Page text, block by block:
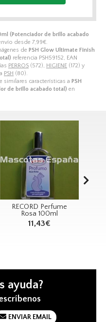
(Potenciador de brillo acabado
desde 7,99€
de PSH Glow Ultimate Finish
referencia PSH59152, EAN
PERROS (572), HIGIENE (172) y
PSH (80).
características a PSH
de brillo acabado total) en
Perfume
RECORD
Higiénico 60x60
ayuda?
ENVIAR EMAIL